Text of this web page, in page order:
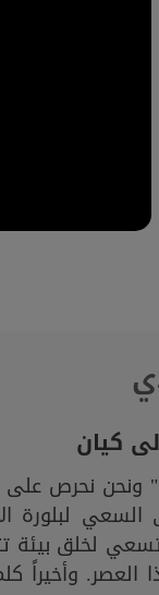
كيان
ونحن نحرص
السعي لبلورة
لخلق بيئة
وأخيراً